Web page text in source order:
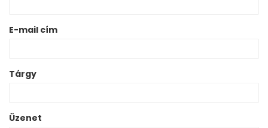
E-mail cím
Tárgy
Üzenet